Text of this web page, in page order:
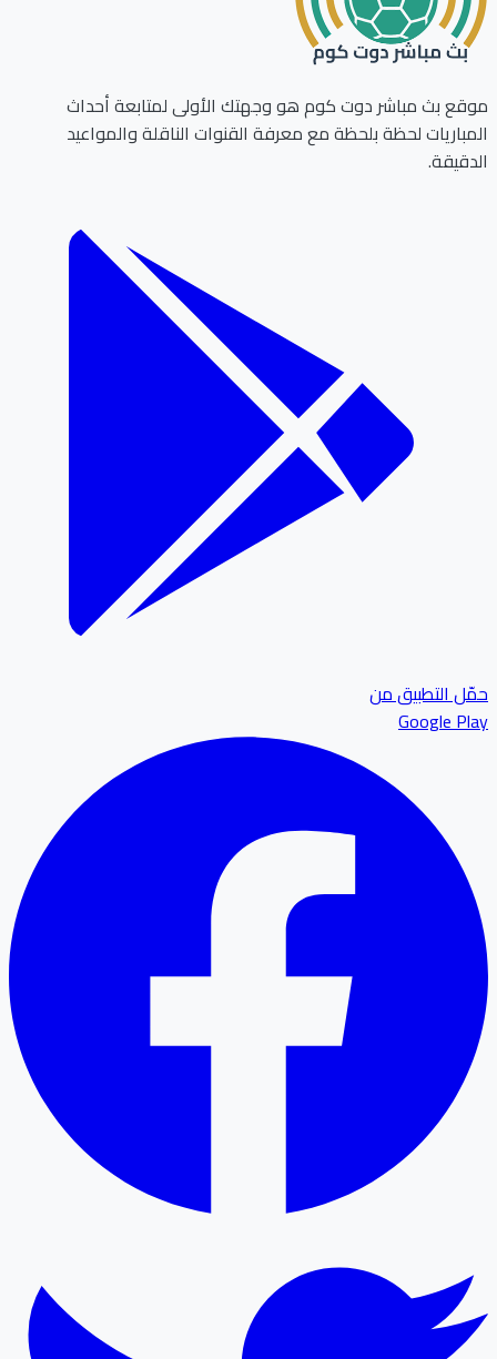
بث مباشر دوت كوم هو وجهتك الأولى لمتابعة أحداث
لحظة بلحظة مع معرفة القنوات الناقلة والمواعيد
التطبيق من
Google